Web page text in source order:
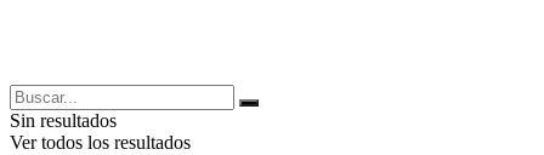
Sin resultados
Ver todos los resultados